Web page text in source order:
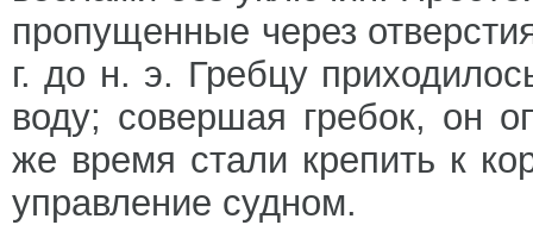
пропущенные через
г. до н. э. Гребцу
воду; совершая гребок, он
же время стали крепить к
управление судном.